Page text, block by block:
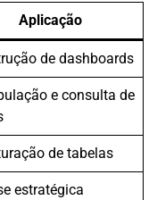
Aplicação
de dashboards
e consulta de
de tabelas
estratégica